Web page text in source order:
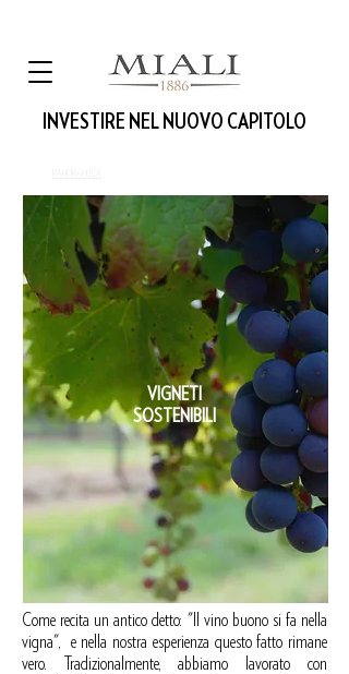
INVESTIRE NEL NUOVO CAPITOLO
VIGNETI
SOSTENIBILI
Come recita un antico detto: "Il vino buono si fa nella
vigna", e nella nostra esperienza questo fatto rimane
vero. Tradizionalmente, abbiamo lavorato con